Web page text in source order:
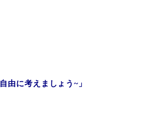
由に考えましょう~」